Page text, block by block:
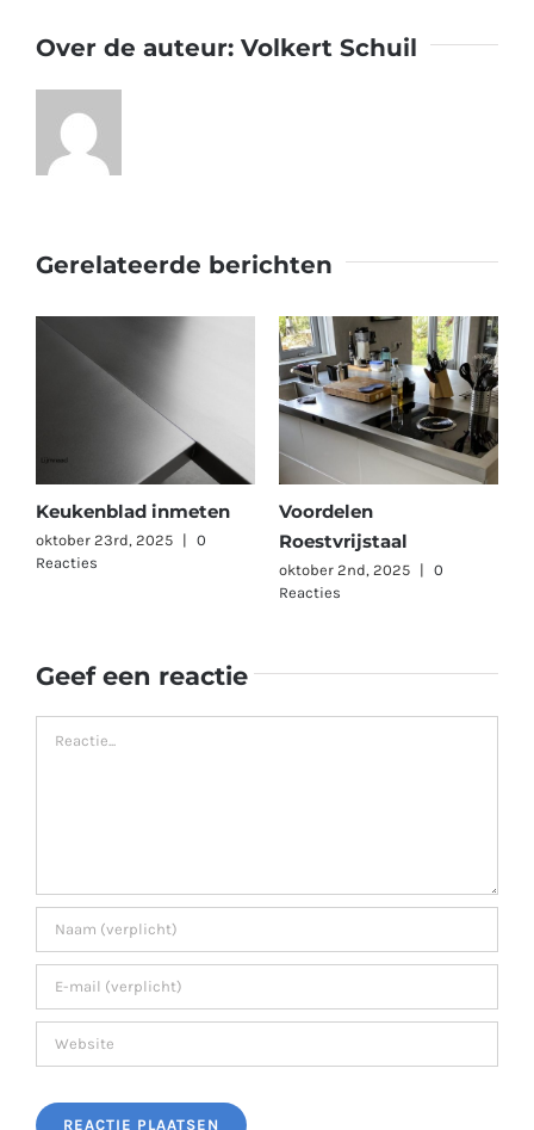
Over de auteur: Volkert Schuil
Gerelateerde berichten
Keukenblad inmeten
oktober 23rd, 2025 |
0
Reacties
Voordelen
Roestvrijstaal
oktober 2nd, 2025 |
0
Reacties
Geef een reactie
Reactie